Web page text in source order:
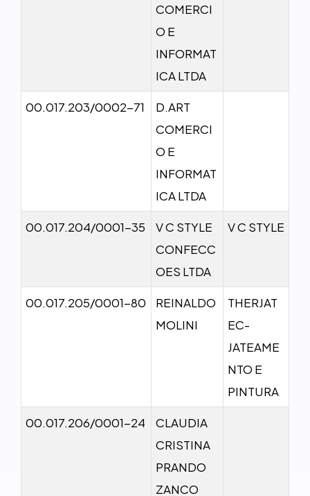
COMERCI
O E
INFORMAT
ICA LTDA
00.017.203/0002-71
D.ART
COMERCI
O E
INFORMAT
ICA LTDA
00.017.204/0001-35
V C STYLE
CONFECC
OES LTDA
V C STYLE
00.017.205/0001-80
REINALDO
MOLINI
THERJAT
EC-
JATEAME
NTO E
PINTURA
00.017.206/0001-24
CLAUDIA
CRISTINA
PRANDO
ZANCO